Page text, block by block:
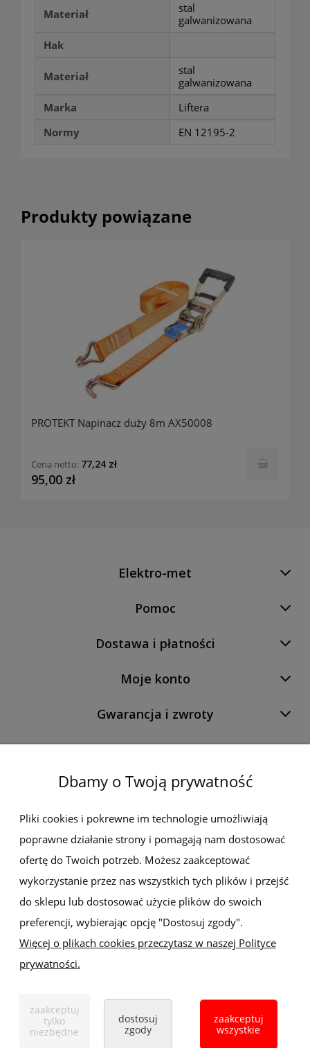
Materiał
stal
galwanizowana
Hak
Materiał
stal
galwanizowana
Marka
Liftera
Normy
EN 12195-2
Produkty powiązane
PROTEKT Napinacz duży 8m AX50008
95,00 zł
Cena netto: 77,24 zł
Elektro-met
Pomoc
Dostawa i płatności
Moje konto
Gwarancja i zwroty
O firmie
Newsletter
Zapisz się do newslettera, aby być na bieżąco z nowościami i
promocjami
Handlowa 1, 35-103 Rzeszów
Tel:
+48 17 853 90 49 +48 668 191 214
Dbamy o Twoją prywatność
Pliki cookies i pokrewne im technologie umożliwiają
poprawne działanie strony i pomagają nam dostosować
ofertę do Twoich potrzeb. Możesz zaakceptować
wykorzystanie przez nas wszystkich tych plików i przejść
do sklepu lub dostosować użycie plików do swoich
preferencji, wybierając opcję "Dostosuj zgody".
Więcej o plikach cookies przeczytasz w naszej Polityce
prywatności.
zaakceptuj
tylko
niezbędne
dostosuj
zgody
zaakceptuj
wszystkie